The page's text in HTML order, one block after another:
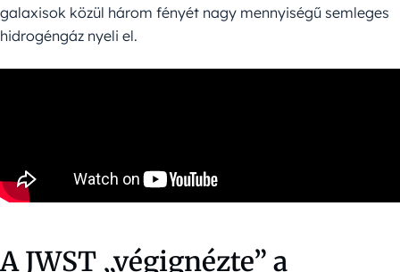
galaxisok közül három fényét nagy mennyiségű semleges
hidrogéngáz nyeli el.
A JWST „végignézte” a